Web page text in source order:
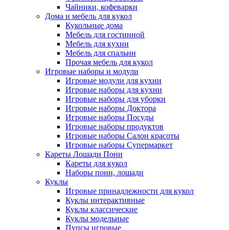
Чайники, кофеварки
Дома и мебель для кукол
Кукольные дома
Мебель для гостинной
Мебель для кухни
Мебель для спальни
Прочая мебель для кукол
Игровые наборы и модули
Игровые модули для кухни
Игровые наборы для кухни
Игровые наборы для уборки
Игровые наборы Доктора
Игровые наборы Посуды
Игровые наборы продуктов
Игровые наборы Салон красоты
Игровые наборы Супермаркет
Кареты Лошади Пони
Кареты для кукол
Наборы пони, лошади
Куклы
Игровые принадлежности для кукол
Куклы интерактивные
Куклы классические
Куклы модельные
Пупсы игровые